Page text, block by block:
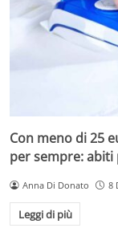
Con meno di 25
per sempre:
Anna Di Donato 8
Leggi di più